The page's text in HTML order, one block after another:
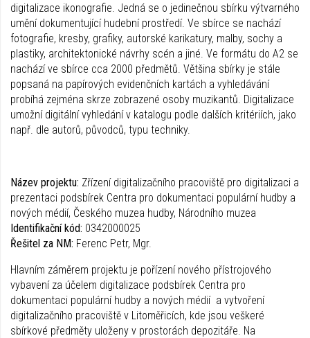
digitalizace ikonografie. Jedná se o jedinečnou sbírku výtvarného
umění dokumentující hudební prostředí. Ve sbírce se nachází
fotografie, kresby, grafiky, autorské karikatury, malby, sochy a
plastiky, architektonické návrhy scén a jiné. Ve formátu do A2 se
nachází ve sbírce cca 2000 předmětů. Většina sbírky je stále
popsaná na papírových evidenčních kartách a vyhledávání
probíhá zejména skrze zobrazené osoby muzikantů. Digitalizace
umožní digitální vyhledání v katalogu podle dalších kritériích, jako
např. dle autorů, původců, typu techniky.
Název projektu: Zřízení digitalizačního pracoviště pro digitalizaci a
prezentaci podsbírek Centra pro dokumentaci populární hudby a
nových médií, Českého muzea hudby, Národního muzea
Identifikační kód: 0342000025
Řešitel za NM: Ferenc Petr, Mgr.
Hlavním záměrem projektu je pořízení nového přístrojového
vybavení za účelem digitalizace podsbírek Centra pro
dokumentaci populární hudby a nových médií a vytvoření
digitalizačního pracoviště v Litoměřicích, kde jsou veškeré
sbírkové předměty uloženy v prostorách depozitáře. Na